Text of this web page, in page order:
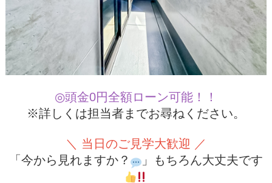
◎頭金0円全額ローン可能！！
※詳しくは担当者までお尋ねください。
＼ 当日のご見学大歓迎 ／
「今から見れますか？
」もちろん大丈夫です